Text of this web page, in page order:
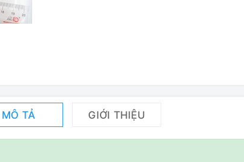
MÔ TẢ GIỚI THIỆU